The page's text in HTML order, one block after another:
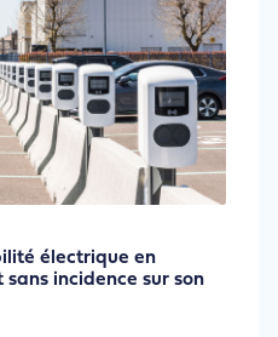
électrique en
incidence sur son